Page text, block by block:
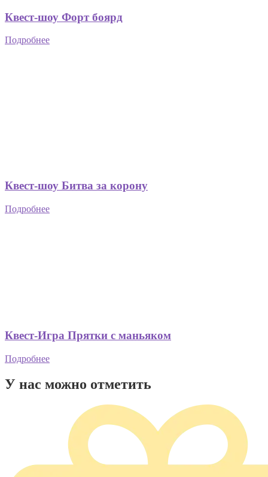
Квест-шоу Форт боярд
Подробнее
Квест-шоу Битва за корону
Подробнее
Квест-Игра Прятки с маньяком
Подробнее
У нас можно отметить